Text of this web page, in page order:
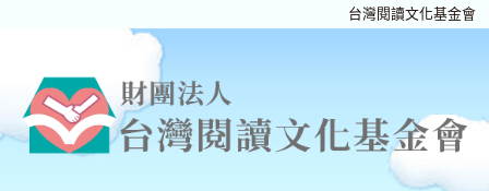
台灣閱讀文化基金會